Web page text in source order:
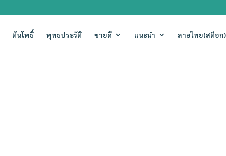
ต้นโพธิ์ พุทธประวัติ ขายดี แนะนำ ลายไทย(สต็อก)